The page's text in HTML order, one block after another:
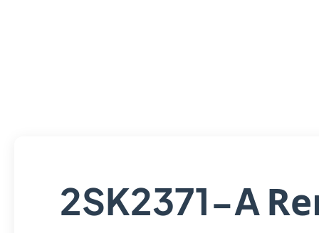
2SK2371-A